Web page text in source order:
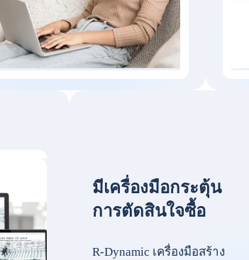
มีเครื่องมือกระตุ้น
การตัดสินใจซื้อ
R-Dynamic เครื่องมือสร้าง